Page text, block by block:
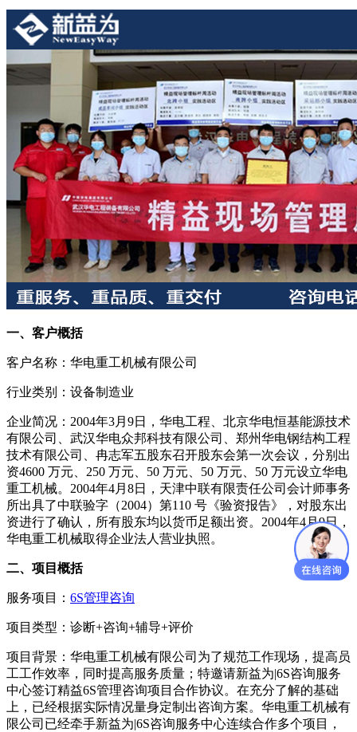
一、客户概括
客户名称：华电重工机械有限公司
行业类别：设备制造业
企业简况：2004年3月9日，华电工程、北京华电恒基能源技术
有限公司、武汉华电众邦科技有限公司、郑州华电钢结构工程
技术有限公司、冉志军五股东召开股东会第一次会议，分别出
资4600 万元、250 万元、50 万元、50 万元、50 万元设立华电
重工机械。2004年4月8日，天津中联有限责任公司会计师事务
所出具了中联验字（2004）第110 号《验资报告》，对股东出
资进行了确认，所有股东均以货币足额出资。2004年4月9日，
华电重工机械取得企业法人营业执照。
二、项目概括
服务项目： 6S管理咨询
项目类型：诊断+咨询+辅导+评价
项目背景：华电重工机械有限公司为了规范工作现场，提高员
工工作效率，同时提高服务质量；特邀请新益为|6S咨询服务
中心签订精益6S管理咨询项目合作协议。在充分了解的基础
上，已经根据实际情况量身定制出咨询方案。华电重工机械有
限公司已经牵手新益为|6S咨询服务中心连续合作多个项目，